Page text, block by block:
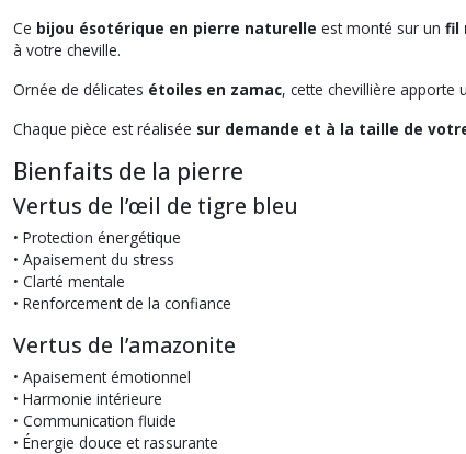
Ce bijou ésotérique en pierre naturelle est monté sur un fil
à votre cheville.
Ornée de délicates étoiles en zamac, cette chevillière apporte
Chaque pièce est réalisée sur demande et à la taille de
Bienfaits de la pierre
Vertus de l’œil de tigre bleu
• Protection énergétique
• Apaisement du stress
• Clarté mentale
• Renforcement de la confiance
Vertus de l’amazonite
• Apaisement émotionnel
• Harmonie intérieure
• Communication fluide
• Énergie douce et rassurante